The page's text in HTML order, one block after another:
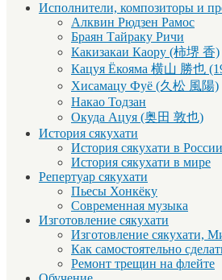
Исполнители, композиторы и
Алквин Рюдзен Рамос
Браян Тайраку Ричи
Какизакаи Каору (柿堺 香)
Кацуя Ёкояма 横山 勝也
Хисамацу Фуё (久松 風陽)
Накао Тодзан
Окуда Ацуя (奥田 敦也)
История сякухати
История сякухати в России
История сякухати в мире
Репертуар сякухати
Пьесы Хонкёку
Современная музыка
Изготовление сякухати
Изготовление сякухати,
Как самостоятельно
Ремонт трещин на флейте